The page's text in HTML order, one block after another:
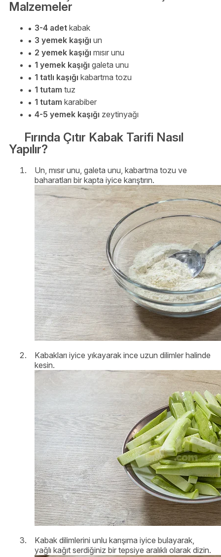
Malzemeler
3-4 adet kabak
3 yemek kaşığı un
2 yemek kaşığı mısır unu
1 yemek kaşığı galeta unu
1 tatlı kaşığı kabartma tozu
1 tutam tuz
1 tutam karabiber
4-5 yemek kaşığı zeytinyağı
Fırında Çıtır Kabak Tarifi Nasıl
Yapılır?
Un, mısır unu, galeta unu, kabartma tozu ve
baharatları bir kapta iyice karıştırın.
Kabakları iyice yıkayarak ince uzun dilimler halinde
kesin.
Kabak dilimlerini unlu karışıma iyice bulayarak,
yağlı kağıt serdiğiniz bir tepsiye aralıklı olarak dizin.